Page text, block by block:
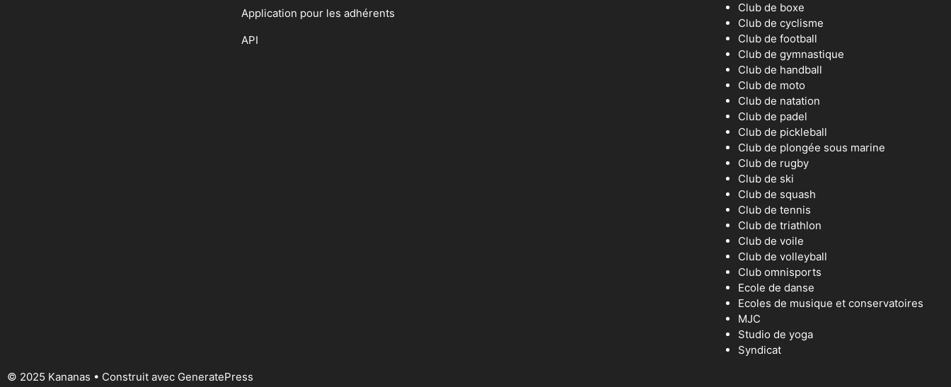
Application pour les adhérents
API
Club de boxe
Club de cyclisme
Club de football
Club de gymnastique
Club de handball
Club de moto
Club de natation
Club de padel
Club de pickleball
Club de plongée sous marine
Club de rugby
Club de ski
Club de squash
Club de tennis
Club de triathlon
Club de voile
Club de volleyball
Club omnisports
Ecole de danse
Ecoles de musique et conservatoires
MJC
Studio de yoga
Syndicat
© 2025 Kananas • Construit avec GeneratePress